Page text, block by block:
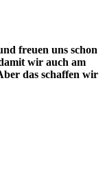
freuen uns schon
wir auch am
das schaffen wir